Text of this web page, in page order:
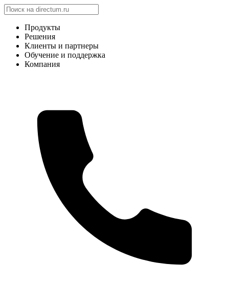
Продукты
Решения
Клиенты и партнеры
Обучение и поддержка
Компания